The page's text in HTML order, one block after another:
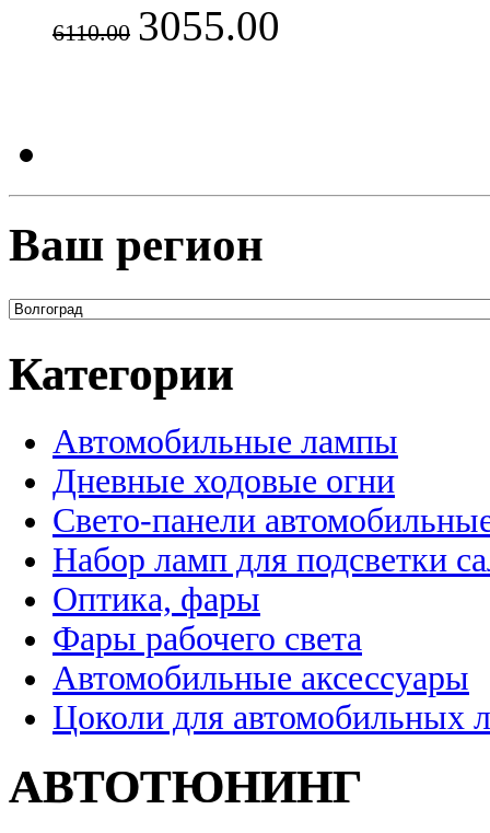
6110.00 3055.00
Ваш регион
Категории
Автомобильные лампы
Дневные ходовые огни
Свето-панели
Набор ламп для подсветки
Оптика, фары
Фары рабочего света
Автомобильные аксессуары
Цоколи для автомобильных
АВТОТЮНИНГ